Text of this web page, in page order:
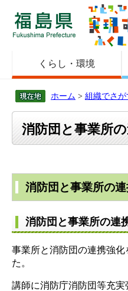
福島県
くらし・環境
ホーム > 組織でさが
消防団と事業所
消防団と事業所の
消防団と事業所の連
事業所と消防団の連携強
た。
講師に消防庁消防団等充